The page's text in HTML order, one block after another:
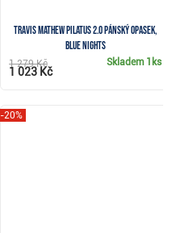
Travis Mathew PILATUS 2.0 pánský opasek,
blue nights
Skladem 1ks
1 279 Kč
1 023 Kč
-20%